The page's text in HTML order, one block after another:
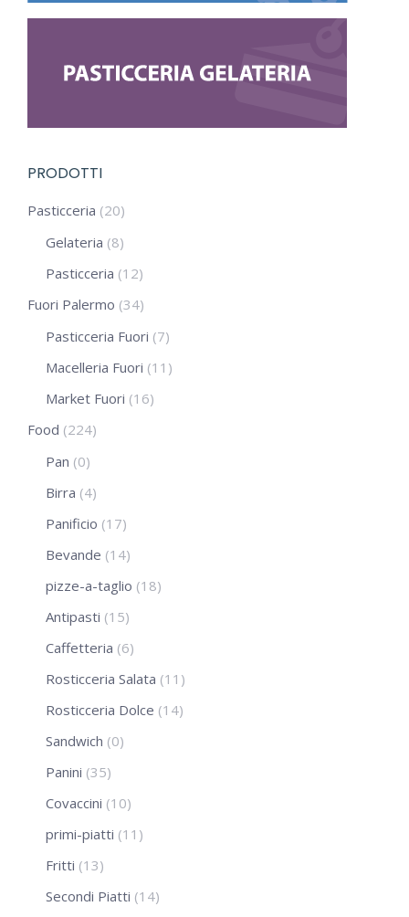
PRODOTTI
Pasticceria (20)
Gelateria (8)
Pasticceria (12)
Fuori Palermo (34)
Pasticceria Fuori (7)
Macelleria Fuori (11)
Market Fuori (16)
Food (224)
Pan (0)
Birra (4)
Panificio (17)
Bevande (14)
pizze-a-taglio (18)
Antipasti (15)
Caffetteria (6)
Rosticceria Salata (11)
Rosticceria Dolce (14)
Sandwich (0)
Panini (35)
Covaccini (10)
primi-piatti (11)
Fritti (13)
Secondi Piatti (14)